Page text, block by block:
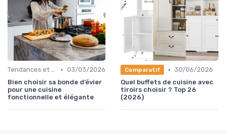
Tendances et Nouveautés • 03/03/2026
Bien choisir sa bonde d’évier
pour une cuisine
fonctionnelle et élégante
Comparatif • 30/06/2026
Quel buffets de cuisine avec
tiroirs choisir ? Top 26
(2026)